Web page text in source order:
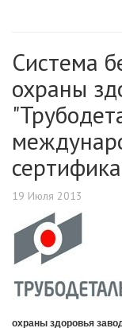
Система
охраны
19 Июля 2013
охраны здоровья